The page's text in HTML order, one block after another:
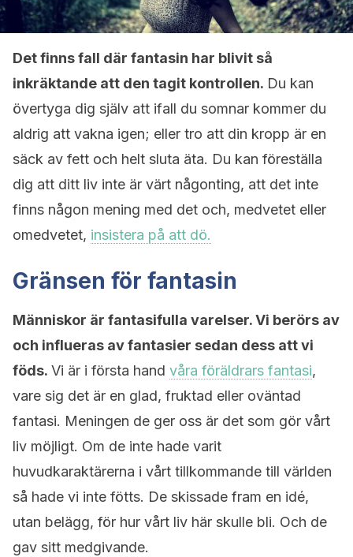
Det finns fall där fantasin har blivit så
inkräktande att den tagit kontrollen. Du kan
övertyga dig själv att ifall du somnar kommer du
aldrig att vakna igen; eller tro att din kropp är en
säck av fett och helt sluta äta. Du kan föreställa
dig att ditt liv inte är värt någonting, att det inte
finns någon mening med det och, medvetet eller
omedvetet, insistera på att dö.
Gränsen för fantasin
Människor är fantasifulla varelser. Vi berörs av
och influeras av fantasier sedan dess att vi
föds. Vi är i första hand våra föräldrars fantasi,
vare sig det är en glad, fruktad eller oväntad
fantasi. Meningen de ger oss är det som gör vårt
liv möjligt. Om de inte hade varit
huvudkaraktärerna i vårt tillkommande till världen
så hade vi inte fötts. De skissade fram en idé,
utan belägg, för hur vårt liv här skulle bli. Och de
gav sitt medgivande.